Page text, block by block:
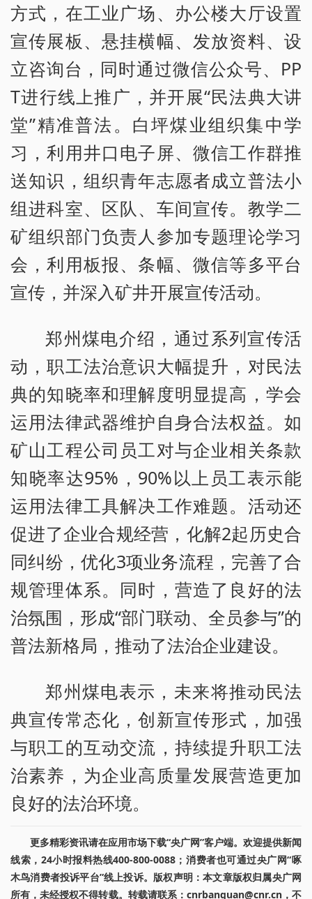
方式，在工业广场、办公楼大厅设置
宣传展板、悬挂横幅、发放资料、设
立咨询台，同时通过微信公众号、PP
T进行线上推广，并开展“民法典大讲
堂”精准普法。白坪煤业组织集中学
习，利用井口电子屏、微信工作群推
送知识，组织青年志愿者成立普法小
组进科室、区队、车间宣传。教学二
矿组织部门负责人参加专题理论学习
会，利用板报、条幅、微信等多平台
宣传，并深入矿井开展宣传活动。
郑州煤电介绍，通过系列宣传活
动，职工法治意识大幅提升，对民法
典的知晓率和理解度明显提高，学会
运用法律武器维护自身合法权益。如
矿山工程公司员工对与企业相关条款
知晓率达95%，90%以上员工表示能
运用法律工具解决工作难题。活动还
促进了企业合规经营，化解2起历史合
同纠纷，优化3项业务流程，完善了合
规管理体系。同时，营造了良好的法
治氛围，形成“部门联动、全员参与”的
普法新格局，推动了法治企业建设。
郑州煤电表示，未来将推动民法
典宣传常态化，创新宣传形式，加强
与职工的互动交流，持续提升职工法
治素养，为企业高质量发展营造更加
良好的法治环境。
更多精彩资讯请在应用市场下载“央广网”客户端。欢迎提供新闻
线索，24小时报料热线400-800-0088；消费者也可通过央广网“啄
木鸟消费者投诉平台”线上投诉。版权声明：本文章版权归属央广网
所有，未经授权不得转载。转载请联系：cnrbanquan@cnr.cn，不